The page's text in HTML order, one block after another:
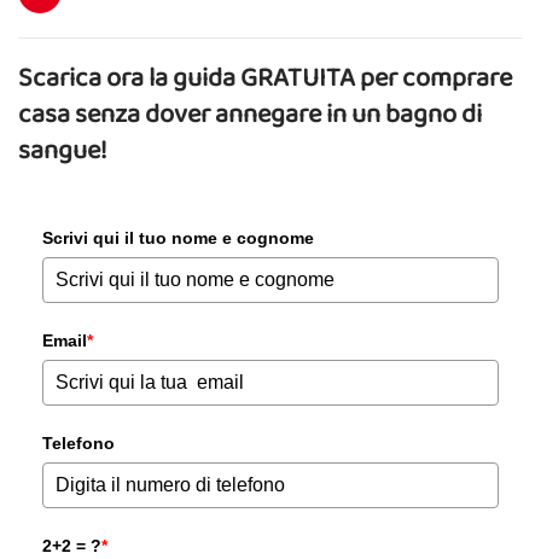
Scarica ora la guida GRATUITA per comprare
casa senza dover annegare in un bagno di
sangue!
Scrivi qui il tuo nome e cognome
Email*
Telefono
2+2 = ?*